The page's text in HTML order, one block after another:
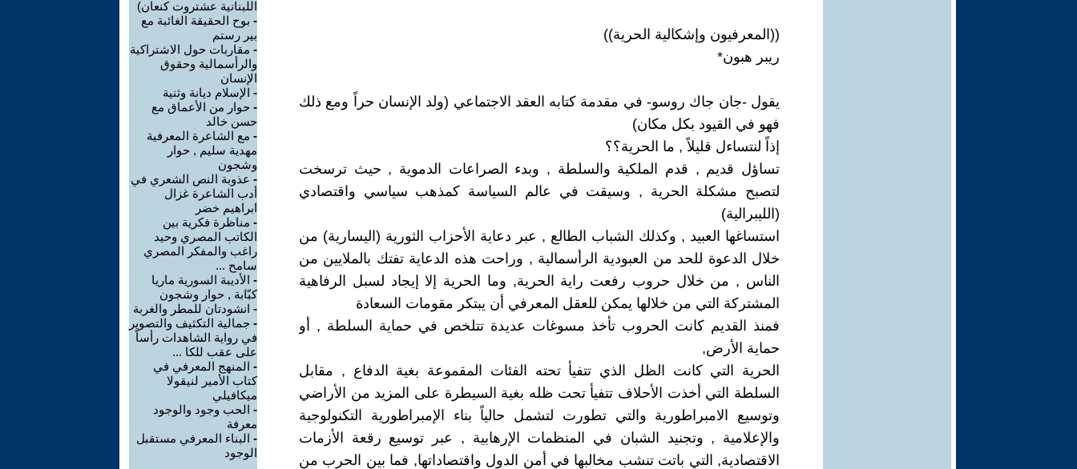
((المعرفيون وإشكالية الحرية))
ريبر هبون*
يقول -جان جاك روسو- في مقدمة كتابه العقد الاجتماعي (ولد الإنسان حراً ومع ذلك
فهو في القيود بكل مكان)
إذاً لنتساءل قليلاً , ما الحرية؟؟
تساؤل قديم , قدم الملكية والسلطة , وبدء الصراعات الدموية , حيث ترسخت
لتصبح مشكلة الحرية , وسيقت في عالم السياسة كمذهب سياسي واقتصادي
(الليبرالية)
استساغها العبيد , وكذلك الشباب الطالع , عبر دعاية الأحزاب الثورية (اليسارية) من
خلال الدعوة للحد من العبودية الرأسمالية , وراحت هذه الدعاية تفتك بالملايين من
الناس , من خلال حروب رفعت راية الحرية, وما الحرية إلا إيجاد لسبل الرفاهية
المشتركة التي من خلالها يمكن للعقل المعرفي أن يبتكر مقومات السعادة
فمنذ القديم كانت الحروب تأخذ مسوغات عديدة تتلخص في حماية السلطة , أو
حماية الأرض,
الحرية التي كانت الظل الذي تتفيأ تحته الفئات المقموعة بغية الدفاع , مقابل
السلطة التي أخذت الأحلاف تتفيأ تحت ظله بغية السيطرة على المزيد من الأراضي
وتوسيع الامبراطورية والتي تطورت لتشمل حالياً بناء الإمبراطورية التكنولوجية
والإعلامية , وتجنيد الشبان في المنظمات الإرهابية , عبر توسيع رقعة الأزمات
الاقتصادية, التي باتت تنشب مخالبها في أمن الدول واقتصاداتها, فما بين الحرب من
اللبنانية عشتروت كنعان)
- بوح الحقيقة الغائبة مع
بير رستم
- مقاربات حول الاشتراكية
والرأسمالية وحقوق
الإنسان
- الإسلام ديانة وثنية
- حوار من الأعماق مع
حسن خالد
- مع الشاعرة المعرفية
مهدية سليم , حوار
وشجون
- عذوبة النص الشعري في
أدب الشاعرة غزال
ابراهيم خضر
- مناظرة فكرية بين
الكاتب المصري وحيد
راغب والمفكر المصري
سامح ...
- الأديبة السورية ماريا
كبّابة , حوار وشجون
- انشودتان للمطر والغربة
- جمالية التكثيف والتصوير
في رواية الشاهدات رأساً
على عقب للكا ...
- المنهج المعرفي في
كتاب الأمير لنيقولا
ميكافيلي
- الحب وجود والوجود
معرفة
- البناء المعرفي مستقبل
الوجود